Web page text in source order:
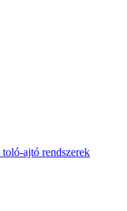
toló-ajtó rendszerek